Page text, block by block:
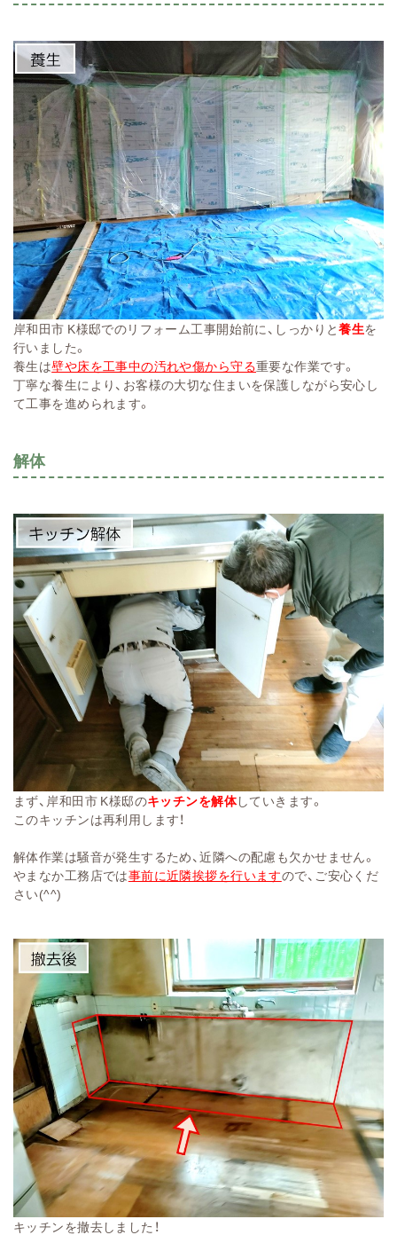
岸和田市 K様邸でのリフォーム工事開始前に、しっかりと養生を
行いました。
養生は壁や床を工事中の汚れや傷から守る重要な作業です。
丁寧な養生により、お客様の大切な住まいを保護しながら安心し
て工事を進められます。
解体
まず、岸和田市 K様邸のキッチンを解体していきます。
このキッチンは再利用します！
解体作業は騒音が発生するため、近隣への配慮も欠かせません。
やまなか工務店では事前に近隣挨拶を行いますので、ご安心くだ
さい(^^)
キッチンを撤去しました！